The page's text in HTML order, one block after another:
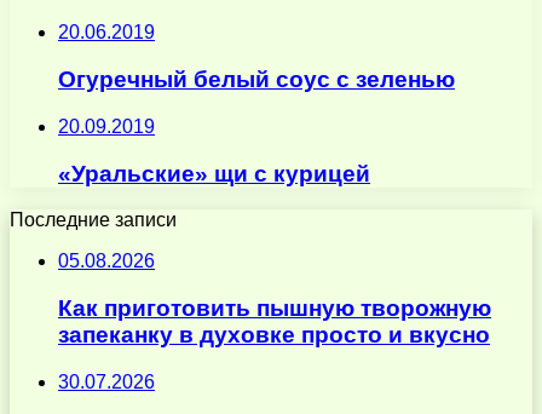
20.06.2019
Огуречный белый соус с зеленью
20.09.2019
«Уральские» щи с курицей
Последние записи
05.08.2026
Как приготовить пышную творожную
запеканку в духовке просто и вкусно
30.07.2026